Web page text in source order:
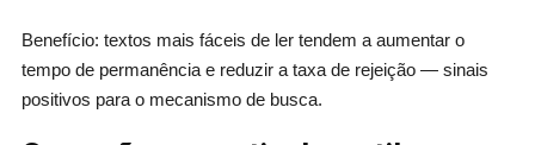
Benefício: textos mais fáceis de ler tendem a aumentar o
tempo de permanência e reduzir a taxa de rejeição — sinais
positivos para o mecanismo de busca.